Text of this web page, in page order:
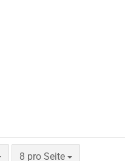
8 pro Seite
pro Seite